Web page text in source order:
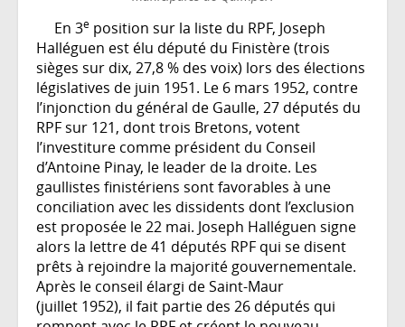
En 3e position sur la liste du RPF, Joseph
Halléguen est élu député du Finistère (trois
sièges sur dix, 27,8 % des voix) lors des élections
législatives de juin 1951. Le 6 mars 1952, contre
l’injonction du général de Gaulle, 27 députés du
RPF sur 121, dont trois Bretons, votent
l’investiture comme président du Conseil
d’Antoine Pinay, le leader de la droite. Les
gaullistes finistériens sont favorables à une
conciliation avec les dissidents dont l’exclusion
est proposée le 22 mai. Joseph Halléguen signe
alors la lettre de 41 députés RPF qui se disent
prêts à rejoindre la majorité gouvernementale.
Après le conseil élargi de Saint-Maur
(juillet 1952), il fait partie des 26 députés qui